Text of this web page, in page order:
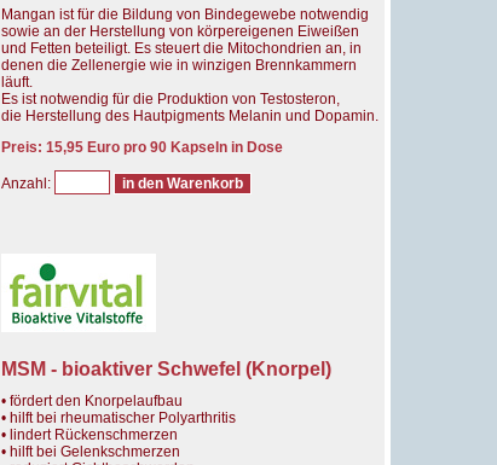
Mangan ist für die Bildung von Bindegewebe notwendig
sowie an der Herstellung von körpereigenen Eiweißen
und Fetten beteiligt. Es steuert die Mitochondrien an, in
denen die Zellenergie wie in winzigen Brennkammern
läuft.
Es ist notwendig für die Produktion von Testosteron,
die Herstellung des Hautpigments Melanin und Dopamin.
Preis: 15,95 Euro pro 90 Kapseln in Dose
Anzahl:
MSM - bioaktiver Schwefel (Knorpel)
• fördert den Knorpelaufbau
• hilft bei rheumatischer Polyarthritis
• lindert Rückenschmerzen
• hilft bei Gelenkschmerzen